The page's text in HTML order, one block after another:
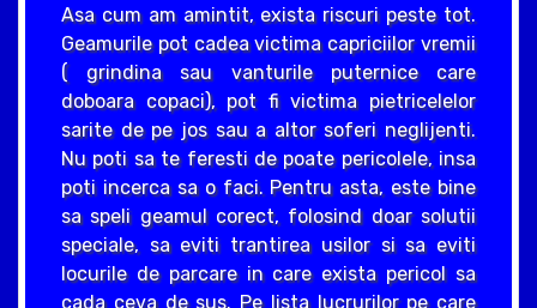
Asa cum am amintit, exista riscuri peste tot.
Geamurile pot cadea victima capriciilor vremii
( grindina sau vanturile puternice care
doboara copaci), pot fi victima pietricelelor
sarite de pe jos sau a altor soferi neglijenti.
Nu poti sa te feresti de poate pericolele, insa
poti incerca sa o faci. Pentru asta, este bine
sa speli geamul corect, folosind doar solutii
speciale, sa eviti trantirea usilor si sa eviti
locurile de parcare in care exista pericol sa
cada ceva de sus. Pe lista lucrurilor pe care